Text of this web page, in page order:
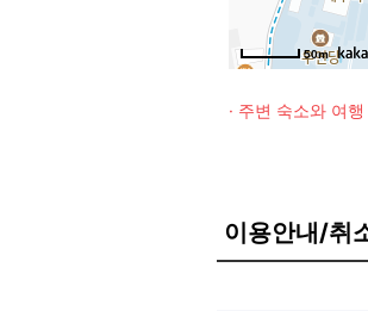
50m
· 주변 숙소와 여
이용안내/취